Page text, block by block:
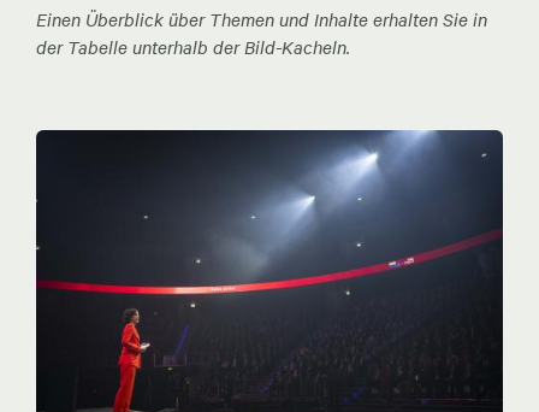
Einen Überblick über Themen und Inhalte erhalten Sie in
der Tabelle unterhalb der Bild-Kacheln.